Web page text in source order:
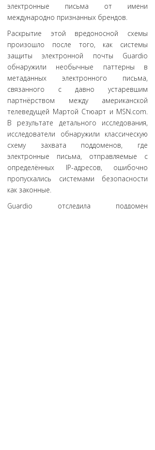
электронные письма от имени
международно признанных брендов.
Раскрытие этой вредоносной схемы
произошло после того, как системы
защиты электронной почты Guardio
обнаружили необычные паттерны в
метаданных электронного письма,
связанного с давно устаревшим
партнёрством между американской
телеведущей Мартой Стюарт и MSN.com.
В результате детального исследования,
исследователи обнаружили классическую
схему захвата поддоменов, где
электронные письма, отправляемые с
определённых IP-адресов, ошибочно
пропускались системами безопасности
как законные.
Guardio отследила поддомен